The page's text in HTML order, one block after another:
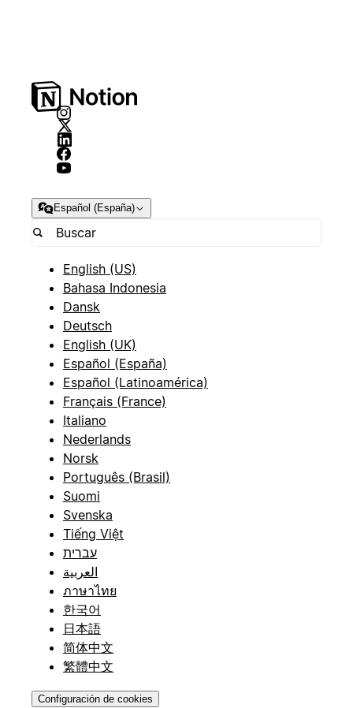
Español (España)
English (US)
Bahasa Indonesia
Dansk
Deutsch
English (UK)
Español (España)
Español (Latinoamérica)
Français (France)
Italiano
Nederlands
Norsk
Português (Brasil)
Suomi
Svenska
Tiếng Việt
עברית
العربية
ภาษาไทย
한국어
日本語
简体中文
繁體中文
Configuración de cookies